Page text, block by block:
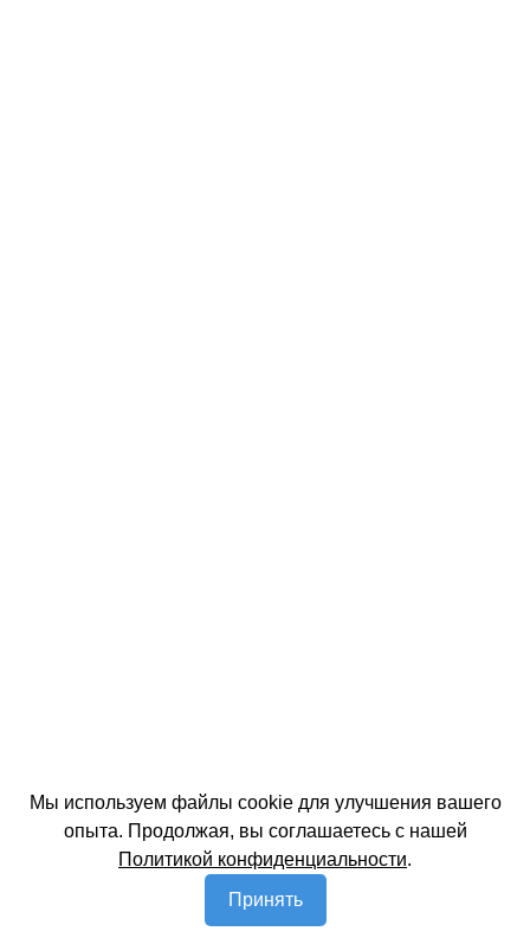
Мы используем файлы cookie для улучшения вашего
опыта. Продолжая, вы соглашаетесь с нашей
Политикой конфиденциальности.
Принять